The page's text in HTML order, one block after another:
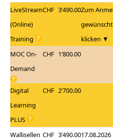
LiveStream
(Online)
Training
CHF 3’490.00Zum
klicken ▼
MOC On-
Demand
CHF 1’800.00
Digital
Learning
PLUS
CHF 2’700.00
Wallisellen CHF 3’490.00